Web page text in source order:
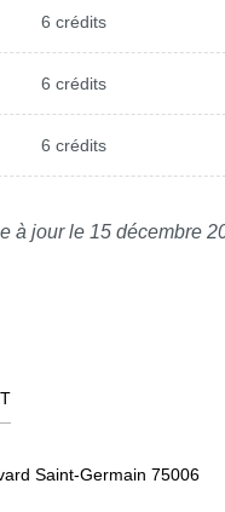
6 crédits
6 crédits
6 crédits
à jour le 15 décembre
Saint-Germain 75006